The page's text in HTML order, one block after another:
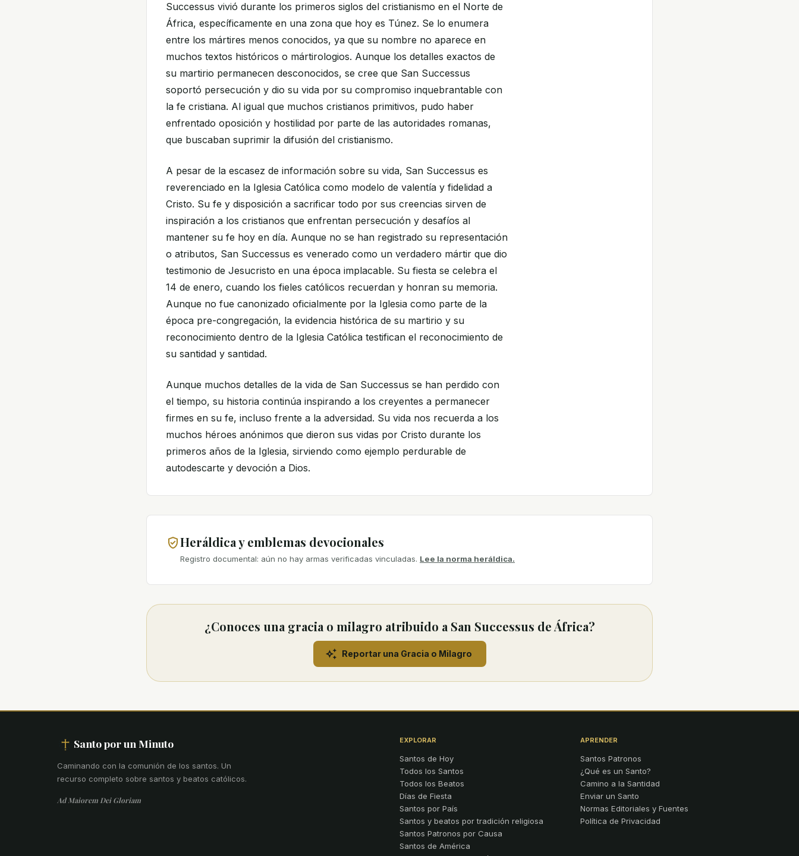
Successus vivió durante los primeros siglos del cristianismo en el Norte de
África, específicamente en una zona que hoy es Túnez. Se lo enumera
entre los mártires menos conocidos, ya que su nombre no aparece en
muchos textos históricos o mártirologios. Aunque los detalles exactos de
su martirio permanecen desconocidos, se cree que San Successus
soportó persecución y dio su vida por su compromiso inquebrantable con
la fe cristiana. Al igual que muchos cristianos primitivos, pudo haber
enfrentado oposición y hostilidad por parte de las autoridades romanas,
que buscaban suprimir la difusión del cristianismo.
A pesar de la escasez de información sobre su vida, San Successus es
reverenciado en la Iglesia Católica como modelo de valentía y fidelidad a
Cristo. Su fe y disposición a sacrificar todo por sus creencias sirven de
inspiración a los cristianos que enfrentan persecución y desafíos al
mantener su fe hoy en día. Aunque no se han registrado su representación
o atributos, San Successus es venerado como un verdadero mártir que dio
testimonio de Jesucristo en una época implacable. Su fiesta se celebra el
14 de enero, cuando los fieles católicos recuerdan y honran su memoria.
Aunque no fue canonizado oficialmente por la Iglesia como parte de la
época pre-congregación, la evidencia histórica de su martirio y su
reconocimiento dentro de la Iglesia Católica testifican el reconocimiento de
su santidad y santidad.
Aunque muchos detalles de la vida de San Successus se han perdido con
el tiempo, su historia continúa inspirando a los creyentes a permanecer
firmes en su fe, incluso frente a la adversidad. Su vida nos recuerda a los
muchos héroes anónimos que dieron sus vidas por Cristo durante los
primeros años de la Iglesia, sirviendo como ejemplo perdurable de
autodescarte y devoción a Dios.
Heráldica y emblemas devocionales
Registro documental: aún no hay armas verificadas vinculadas. Lee la norma heráldica.
¿Conoces una gracia o milagro atribuido a San Successus de África?
Reportar una Gracia o Milagro
Santo por un Minuto
Caminando con la comunión de los santos. Un
recurso completo sobre santos y beatos católicos.
Ad Maiorem Dei Gloriam
EXPLORAR
Santos de Hoy
Todos los Santos
Todos los Beatos
Días de Fiesta
Santos por País
Santos y beatos por tradición religiosa
Santos Patronos por Causa
Santos de América
APRENDER
Santos Patronos
¿Qué es un Santo?
Camino a la Santidad
Enviar un Santo
Normas Editoriales y Fuentes
Política de Privacidad